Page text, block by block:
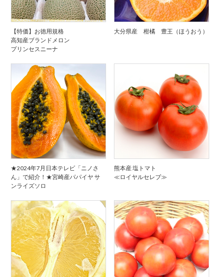
【特価】お徳用規格
高知産ブランドメロン
プリンセスニーナ
大分県産 柑橘 豊王（ほうおう）
★2024年7月日本テレビ「ニノさ
ん」で紹介！★宮崎産パパイヤ サ
ンライズソロ
熊本産 塩トマト
≪ロイヤルセレブ≫